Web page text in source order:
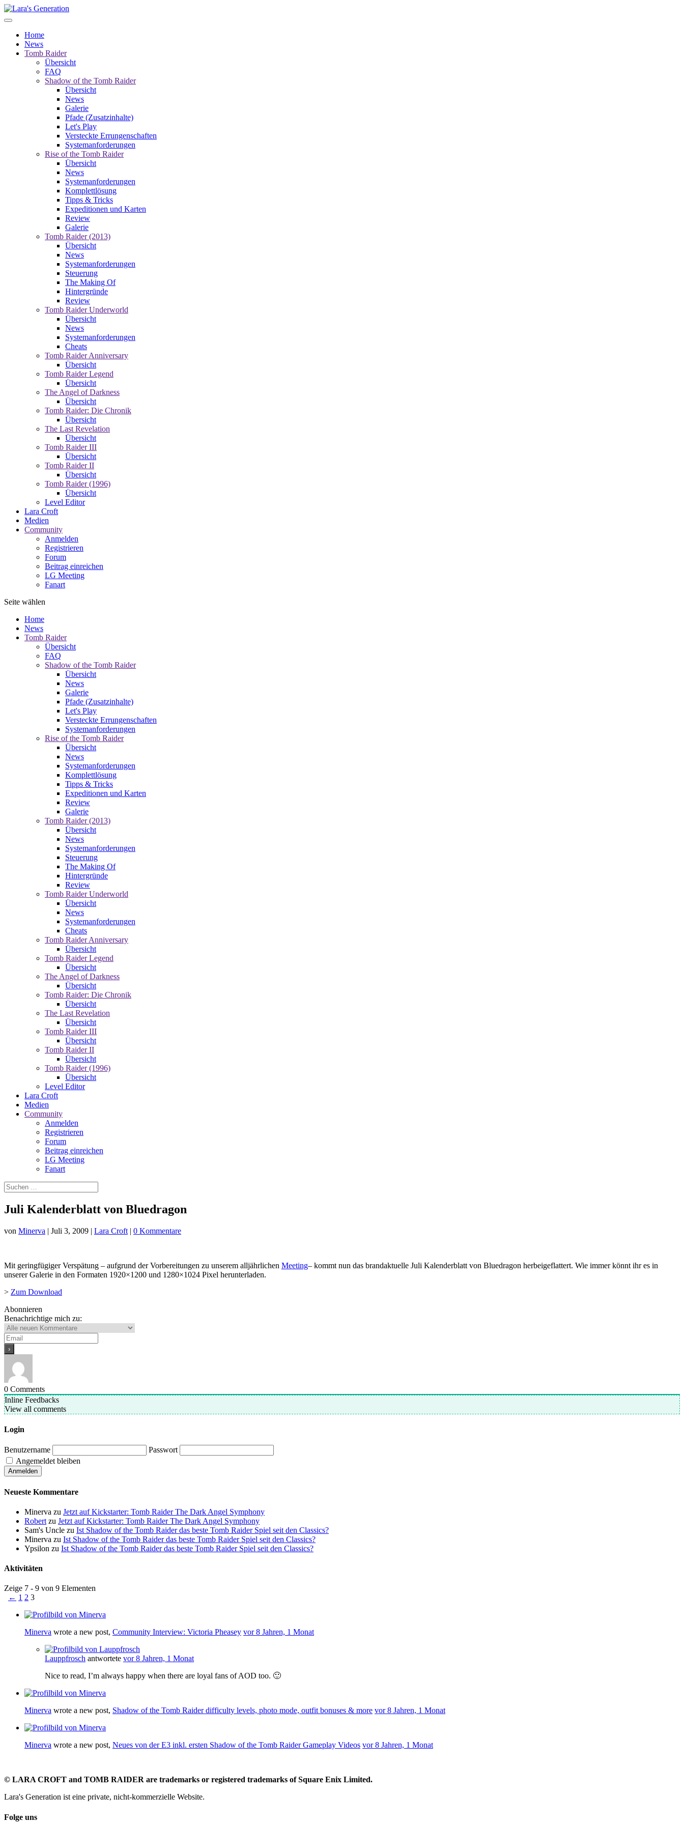
Home
News
Tomb Raider
Übersicht
FAQ
Shadow of the Tomb Raider
Übersicht
News
Galerie
Pfade (Zusatzinhalte)
Let's Play
Versteckte Errungenschaften
Systemanforderungen
Rise of the Tomb Raider
Übersicht
News
Systemanforderungen
Komplettlösung
Tipps & Tricks
Expeditionen und Karten
Review
Galerie
Tomb Raider (2013)
Übersicht
News
Systemanforderungen
Steuerung
The Making Of
Hintergründe
Review
Tomb Raider Underworld
Übersicht
News
Systemanforderungen
Cheats
Tomb Raider Anniversary
Übersicht
Tomb Raider Legend
Übersicht
The Angel of Darkness
Übersicht
Tomb Raider: Die Chronik
Übersicht
The Last Revelation
Übersicht
Tomb Raider III
Übersicht
Tomb Raider II
Übersicht
Tomb Raider (1996)
Übersicht
Level Editor
Lara Croft
Medien
Community
Anmelden
Registrieren
Forum
Beitrag einreichen
LG Meeting
Fanart
Seite wählen
Home
News
Tomb Raider
Übersicht
FAQ
Shadow of the Tomb Raider
Übersicht
News
Galerie
Pfade (Zusatzinhalte)
Let's Play
Versteckte Errungenschaften
Systemanforderungen
Rise of the Tomb Raider
Übersicht
News
Systemanforderungen
Komplettlösung
Tipps & Tricks
Expeditionen und Karten
Review
Galerie
Tomb Raider (2013)
Übersicht
News
Systemanforderungen
Steuerung
The Making Of
Hintergründe
Review
Tomb Raider Underworld
Übersicht
News
Systemanforderungen
Cheats
Tomb Raider Anniversary
Übersicht
Tomb Raider Legend
Übersicht
The Angel of Darkness
Übersicht
Tomb Raider: Die Chronik
Übersicht
The Last Revelation
Übersicht
Tomb Raider III
Übersicht
Tomb Raider II
Übersicht
Tomb Raider (1996)
Übersicht
Level Editor
Lara Croft
Medien
Community
Anmelden
Registrieren
Forum
Beitrag einreichen
LG Meeting
Fanart
Juli Kalenderblatt von Bluedragon
von Minerva | Juli 3, 2009 | Lara Croft | 0 Kommentare
Mit geringfügiger Verspätung – aufgrund der Vorbereitungen zu unserem alljährlichen Meeting– kommt nun das brandaktuelle Juli Kalenderblatt von Bluedragon herbeigeflattert. Wie immer könnt ihr es in
unserer Galerie in den Formaten 1920×1200 und 1280×1024 Pixel herunterladen.
> Zum Download
Abonnieren
Benachrichtige mich zu:
0 Comments
Inline Feedbacks
View all comments
Login
Benutzername
Passwort
Angemeldet bleiben
Neueste Kommentare
Minerva zu Jetzt auf Kickstarter: Tomb Raider The Dark Angel Symphony
Robert zu Jetzt auf Kickstarter: Tomb Raider The Dark Angel Symphony
Sam's Uncle zu Ist Shadow of the Tomb Raider das beste Tomb Raider Spiel seit den Classics?
Minerva zu Ist Shadow of the Tomb Raider das beste Tomb Raider Spiel seit den Classics?
Ypsilon zu Ist Shadow of the Tomb Raider das beste Tomb Raider Spiel seit den Classics?
Aktivitäten
Zeige 7 - 9 von 9 Elementen
← 1 2 3
Minerva wrote a new post, Community Interview: Victoria Pheasey vor 8 Jahren, 1 Monat
Lauppfrosch antwortete vor 8 Jahren, 1 Monat
Nice to read, I’m always happy when there are loyal fans of AOD too. 🙂
Minerva wrote a new post, Shadow of the Tomb Raider difficulty levels, photo mode, outfit bonuses & more vor 8 Jahren, 1 Monat
Minerva wrote a new post, Neues von der E3 inkl. ersten Shadow of the Tomb Raider Gameplay Videos vor 8 Jahren, 1 Monat
© LARA CROFT and TOMB RAIDER are trademarks or registered trademarks of Square Enix Limited.
Lara's Generation ist eine private, nicht-kommerzielle Website.
Folge uns